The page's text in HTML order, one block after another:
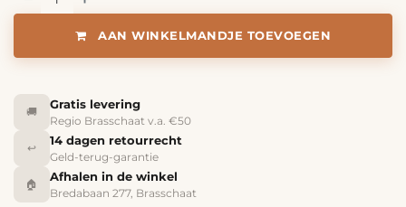
AAN WINKELMANDJE TOEVOEGEN
🚚
Gratis levering
Regio Brasschaat v.a. €50
↩️
14 dagen retourrecht
Geld-terug-garantie
🏠
Afhalen in de winkel
Bredabaan 277, Brasschaat